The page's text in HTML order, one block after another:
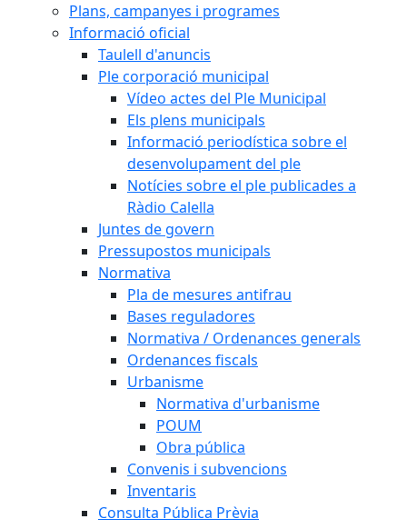
Plans, campanyes i programes
Informació oficial
Taulell d'anuncis
Ple corporació municipal
Vídeo actes del Ple Municipal
Els plens municipals
Informació periodística sobre el
desenvolupament del ple
Notícies sobre el ple publicades a
Ràdio Calella
Juntes de govern
Pressupostos municipals
Normativa
Pla de mesures antifrau
Bases reguladores
Normativa / Ordenances generals
Ordenances fiscals
Urbanisme
Normativa d'urbanisme
POUM
Obra pública
Convenis i subvencions
Inventaris
Consulta Pública Prèvia